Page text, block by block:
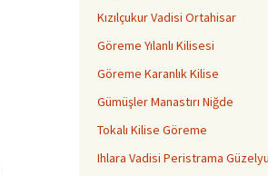
Kızılçukur Vadisi Ortahisar
Göreme Yılanlı Kilisesi
Göreme Karanlık Kilise
Gümüşler Manastırı Niğde
Tokalı Kilise Göreme
Ihlara Vadisi Peristrama